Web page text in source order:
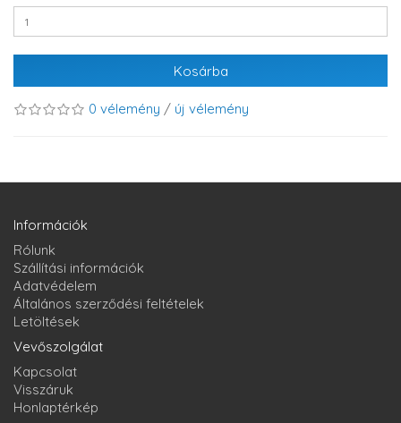
Kosárba
0 vélemény / új vélemény
Információk
Rólunk
Szállítási információk
Adatvédelem
Általános szerződési feltételek
Letöltések
Vevőszolgálat
Kapcsolat
Visszáruk
Honlaptérkép